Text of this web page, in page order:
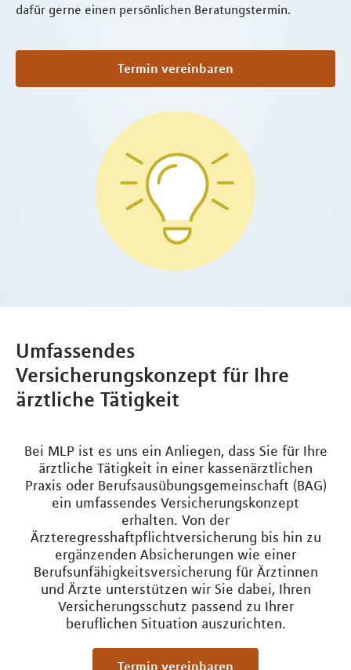
dafür gerne einen persönlichen Beratungstermin.
Termin vereinbaren
Umfassendes
Versicherungskonzept für Ihre
ärztliche Tätigkeit
Bei MLP ist es uns ein Anliegen, dass Sie für Ihre
ärztliche Tätigkeit in einer kassenärztlichen
Praxis oder Berufsausübungsgemeinschaft (BAG)
ein umfassendes Versicherungskonzept
erhalten. Von der
Ärzteregresshaftpflichtversicherung bis hin zu
ergänzenden Absicherungen wie einer
Berufsunfähigkeitsversicherung für Ärztinnen
und Ärzte unterstützen wir Sie dabei, Ihren
Versicherungsschutz passend zu Ihrer
beruflichen Situation auszurichten.
Termin vereinbaren